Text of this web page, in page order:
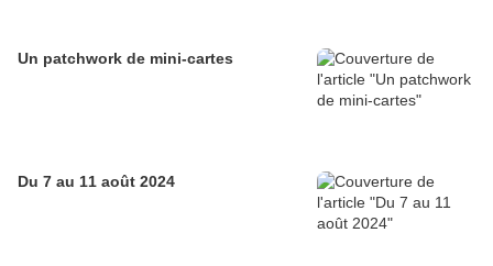
Un patchwork de mini-cartes
Du 7 au 11 août 2024